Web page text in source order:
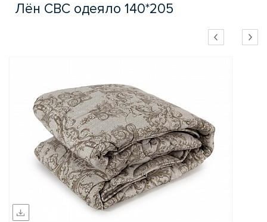
Лён СВС одеяло 140*205